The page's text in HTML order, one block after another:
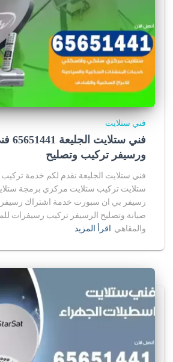
فني ستلايت
فني
ورسيفر تركيب وتصليح
فني ستلايت الجليعة نقدم لكم خدمة
ستلايت تركيب ستلايت مركزي برمجة
رسيفر بي ان سبورت خدمة اشتراك رسيفر
صيانة وتصليح الرسيفر تركيب رسيفرات
والمقاهي اقرأ المزيد